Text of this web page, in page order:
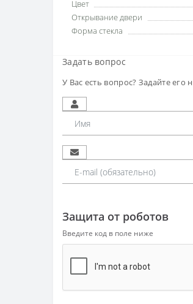
Цвет
Открывание двери
Форма стекла
Задать вопрос
У Вас есть вопрос? Задайте
Защита от роботов
Введите код в поле ниже